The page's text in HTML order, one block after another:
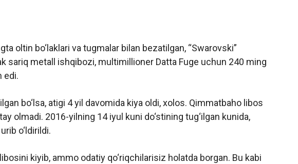
oltin bo‘laklari va tugmalar bilan bezatilgan, “Swarovski”
sariq metall ishqibozi, multimillioner Datta Fuge uchun 240 ming
edi.
bo‘lsa, atigi 4 yil davomida kiya oldi, xolos. Qimmatbaho libos
olmadi. 2016-yilning 14 iyul kuni do‘stining tug‘ilgan kunida,
o‘ldirildi.
kiyib, ammo odatiy qo‘riqchilarisiz holatda borgan. Bu kabi